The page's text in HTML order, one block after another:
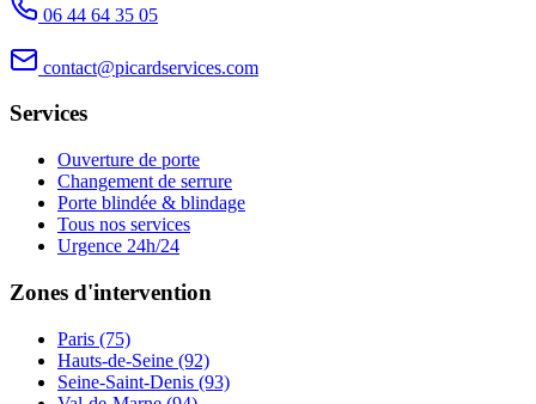
06 44 64 35 05
contact@picardservices.com
Services
Ouverture de porte
Changement de serrure
Porte blindée & blindage
Tous nos services
Urgence 24h/24
Zones d'intervention
Paris (75)
Hauts-de-Seine (92)
Seine-Saint-Denis (93)